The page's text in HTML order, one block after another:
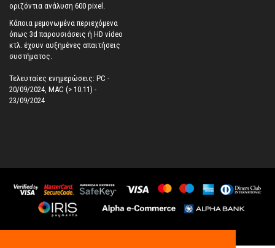
οριζόντια ανάλυση 600 pixel.
Κάποια μεμονωμένα περιεχόμενα
όπως 3d παρουσιάσεις ή HD video
κτλ. έχουν αυξημένες απαιτήσεις
συστήματος.
Τελευταίες ενημερώσεις: PC -
20/09/2024, MAC (> 10.11) -
23/09/2024